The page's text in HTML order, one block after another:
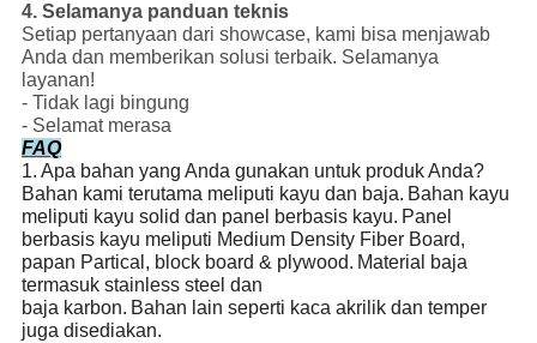
4. Selamanya panduan teknis
Setiap pertanyaan dari showcase, kami bisa menjawab
Anda dan memberikan solusi terbaik. Selamanya
layanan!
- Tidak lagi bingung
- Selamat merasa
FAQ
1. Apa bahan yang Anda gunakan untuk produk Anda?
Bahan kami terutama meliputi kayu dan baja. Bahan kayu
meliputi kayu solid dan panel berbasis kayu. Panel
berbasis kayu meliputi Medium Density Fiber Board,
papan Partical, block board & plywood. Material baja
termasuk stainless steel dan
baja karbon. Bahan lain seperti kaca akrilik dan temper
juga disediakan.